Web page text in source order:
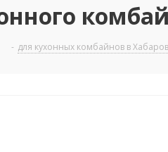
- для кухонных комбайнов в